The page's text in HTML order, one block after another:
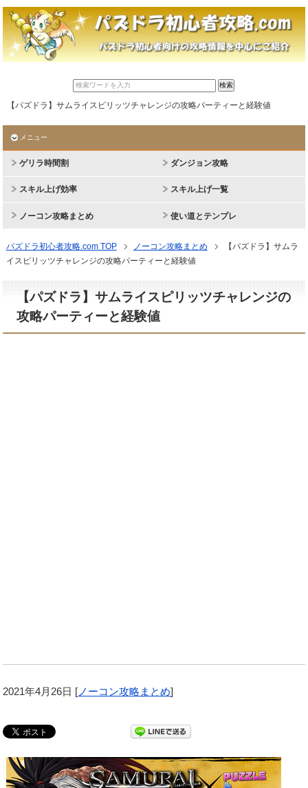
【パズドラ】サムライスピリッツチャレンジの攻略パーティーと経験値
メニュー
ゲリラ時間割 ダンジョン攻略
スキル上げ効率 スキル上げ一覧
ノーコン攻略まとめ 使い道とテンプレ
パズドラ初心者攻略.com TOP ノーコン攻略まとめ
【パズドラ】サムラ
イスピリッツチャレンジの攻略パーティーと経験値
【パズドラ】サムライスピリッツチャレンジの
攻略パーティーと経験値
2021年4月26日 [ ノーコン攻略まとめ]